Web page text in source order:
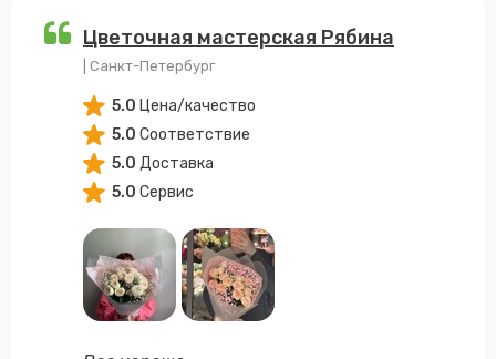
Цветочная мастерская Рябина
| Санкт-Петербург
5.0 Цена/качество
5.0 Соответствие
5.0 Доставка
5.0 Сервис